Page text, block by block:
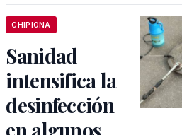
CHIPIONA
Sanidad
intensifica la
desinfección
en algunos